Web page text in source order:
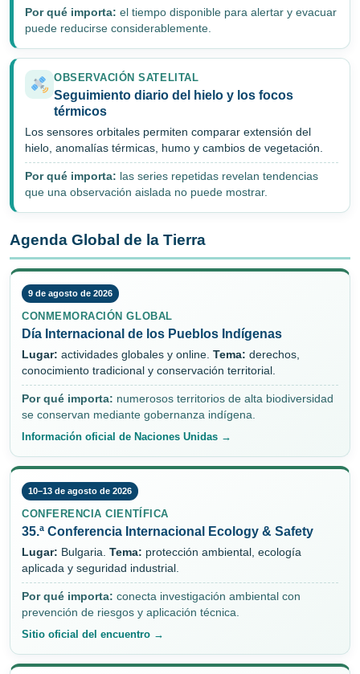
Por qué importa: el tiempo disponible para alertar y evacuar
puede reducirse considerablemente.
OBSERVACIÓN SATELITAL
Seguimiento diario del hielo y los focos
térmicos
Los sensores orbitales permiten comparar extensión del
hielo, anomalías térmicas, humo y cambios de vegetación.
Por qué importa: las series repetidas revelan tendencias
que una observación aislada no puede mostrar.
Agenda Global de la Tierra
9 de agosto de 2026
CONMEMORACIÓN GLOBAL
Día Internacional de los Pueblos Indígenas
Lugar: actividades globales y online. Tema: derechos,
conocimiento tradicional y conservación territorial.
Por qué importa: numerosos territorios de alta biodiversidad
se conservan mediante gobernanza indígena.
Información oficial de Naciones Unidas →
10–13 de agosto de 2026
CONFERENCIA CIENTÍFICA
35.ª Conferencia Internacional Ecology & Safety
Lugar: Bulgaria. Tema: protección ambiental, ecología
aplicada y seguridad industrial.
Por qué importa: conecta investigación ambiental con
prevención de riesgos y aplicación técnica.
Sitio oficial del encuentro →